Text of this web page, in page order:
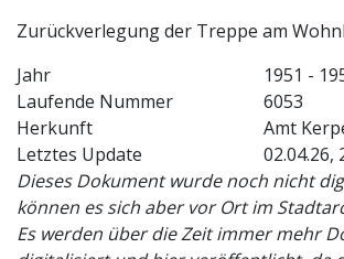
Zurückverlegung der Treppe am
Jahr
1951 -
Laufende Nummer
6053
Herkunft
Amt
Letztes Update
02.04.26,
Dieses Dokument wurde noch nicht
können es sich aber vor Ort im
Es werden über die Zeit immer mehr